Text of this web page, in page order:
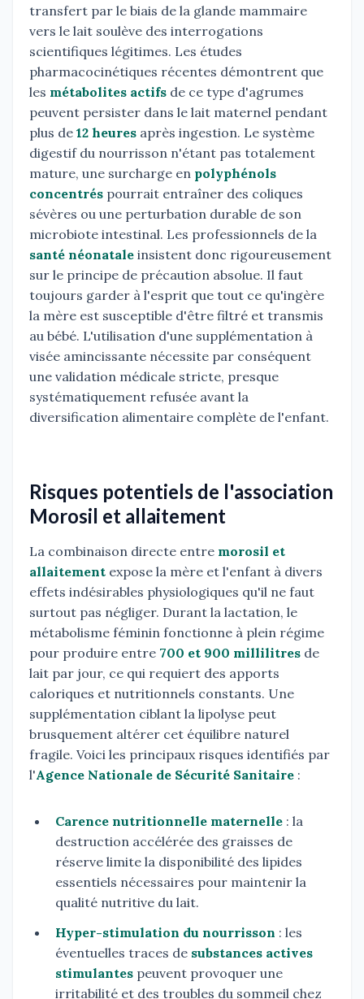
transfert par le biais de la glande mammaire
vers le lait soulève des interrogations
scientifiques légitimes. Les études
pharmacocinétiques récentes démontrent que
les métabolites actifs de ce type d'agrumes
peuvent persister dans le lait maternel pendant
plus de 12 heures après ingestion. Le système
digestif du nourrisson n'étant pas totalement
mature, une surcharge en polyphénols
concentrés pourrait entraîner des coliques
sévères ou une perturbation durable de son
microbiote intestinal. Les professionnels de la
santé néonatale insistent donc rigoureusement
sur le principe de précaution absolue. Il faut
toujours garder à l'esprit que tout ce qu'ingère
la mère est susceptible d'être filtré et transmis
au bébé. L'utilisation d'une supplémentation à
visée amincissante nécessite par conséquent
une validation médicale stricte, presque
systématiquement refusée avant la
diversification alimentaire complète de l'enfant.
Risques potentiels de l'association
Morosil et allaitement
La combinaison directe entre morosil et
allaitement expose la mère et l'enfant à divers
effets indésirables physiologiques qu'il ne faut
surtout pas négliger. Durant la lactation, le
métabolisme féminin fonctionne à plein régime
pour produire entre 700 et 900 millilitres de
lait par jour, ce qui requiert des apports
caloriques et nutritionnels constants. Une
supplémentation ciblant la lipolyse peut
brusquement altérer cet équilibre naturel
fragile. Voici les principaux risques identifiés par
l'Agence Nationale de Sécurité Sanitaire :
Carence nutritionnelle maternelle : la
destruction accélérée des graisses de
réserve limite la disponibilité des lipides
essentiels nécessaires pour maintenir la
qualité nutritive du lait.
Hyper-stimulation du nourrisson : les
éventuelles traces de substances actives
stimulantes peuvent provoquer une
irritabilité et des troubles du sommeil chez